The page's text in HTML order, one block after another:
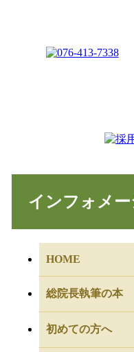
インフォメ
HOME
総院長執筆の本
初めての方へ